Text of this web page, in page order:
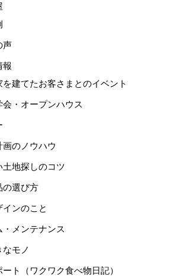
声
報
を建てたお客さまとのイベント
会・オープンハウス
画のノウハウ
土地探しのコツ
の選び方
ンのこと
・メンテナンス
モノ
ト（ワクワク食べ物日記）